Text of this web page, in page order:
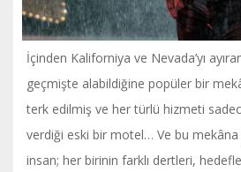
İçinden Kaliforniya ve Nevada’yı
geçmişte alabildiğine popüler bir
terk edilmiş ve her türlü hizmeti
verdiği eski bir motel… Ve bu
insan; her birinin farklı dertleri,